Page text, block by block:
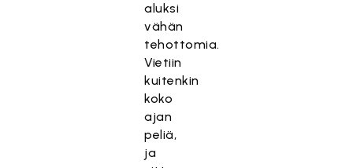
aluksi
vähän
tehottomia.
Vietiin
kuitenkin
koko
ajan
peliä,
ja